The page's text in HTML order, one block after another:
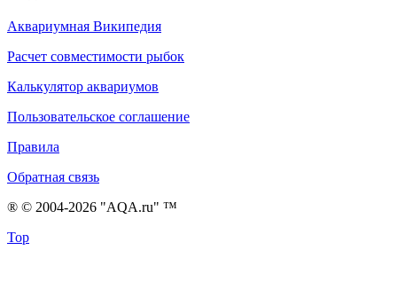
Аквариумная Википедия
Расчет совместимости рыбок
Калькулятор аквариумов
Пользовательское соглашение
Правила
Обратная связь
® © 2004-2026 "AQA.ru" ™
Top